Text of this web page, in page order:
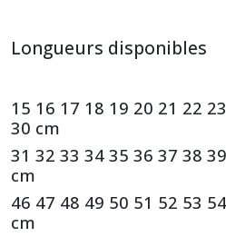
Longueurs disponibles
15 16 17 18 19 20 21 22
30 cm
31 32 33 34 35 36 37 38
cm
46 47 48 49 50 51 52 53
cm